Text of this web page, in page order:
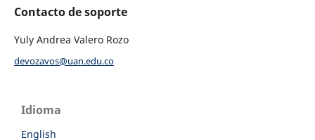
Contacto de soporte
Yuly Andrea Valero Rozo
devozavos@uan.edu.co
Idioma
English